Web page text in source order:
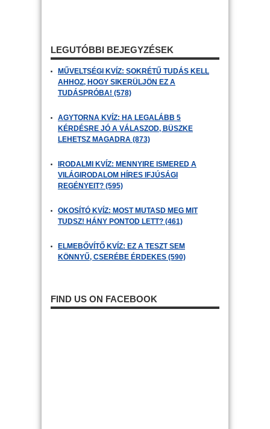
LEGUTÓBBI BEJEGYZÉSEK
MŰVELTSÉGI KVÍZ: SOKRÉTŰ TUDÁS KELL
AHHOZ, HOGY SIKERÜLJÖN EZ A
TUDÁSPRÓBA! (578)
AGYTORNA KVÍZ: HA LEGALÁBB 5
KÉRDÉSRE JÓ A VÁLASZOD, BÜSZKE
LEHETSZ MAGADRA (873)
IRODALMI KVÍZ: MENNYIRE ISMERED A
VILÁGIRODALOM HÍRES IFJÚSÁGI
REGÉNYEIT? (595)
OKOSÍTÓ KVÍZ: MOST MUTASD MEG MIT
TUDSZ! HÁNY PONTOD LETT? (461)
ELMEBŐVÍTŐ KVÍZ: EZ A TESZT SEM
KÖNNYŰ, CSERÉBE ÉRDEKES (590)
FIND US ON FACEBOOK